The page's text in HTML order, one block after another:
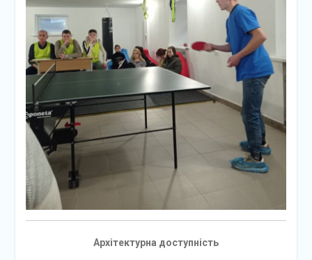
Архітектурна доступність